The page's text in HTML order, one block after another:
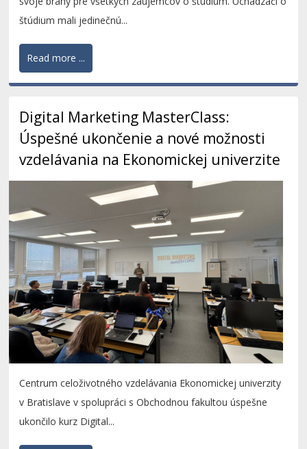
štúdium mali jedinečnú...
Read more ...
Digital Marketing MasterClass:
Úspešné ukončenie a nové možnosti
vzdelávania na Ekonomickej univerzite
Centrum celoživotného vzdelávania Ekonomickej univerzity
v Bratislave v spolupráci s Obchodnou fakultou úspešne
ukončilo kurz Digital...